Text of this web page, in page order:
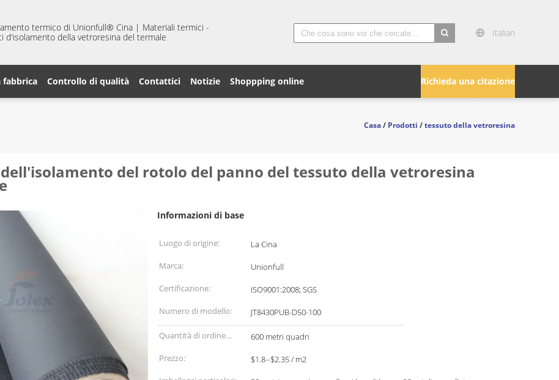
termico di Unionfull® Cina | Materiali termici -
d'isolamento della vetroresina del termale
Italian
Richieda una citazione
fabbrica Controllo di qualità Contattici Notizie Shoppping online
Casa/Prodotti/tessuto della vetroresina
del rotolo del panno del tessuto della vetroresina
Informazioni di base
Luogo di origine:
La Cina
Marca:
Unionfull
Certificazione:
ISO9001:2008; SGS
Numero di modello:
JT8430PUB-D50-100
Quantità di ordine
minimo:
600 metri quadri
Prezzo:
$1.8--$2.35 / m2